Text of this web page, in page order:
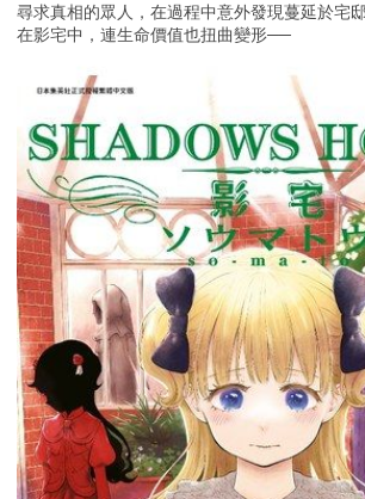
尋求真相的眾人，在過程中意外發現蔓延於宅邸
在影宅中，連生命價值也扭曲變形──